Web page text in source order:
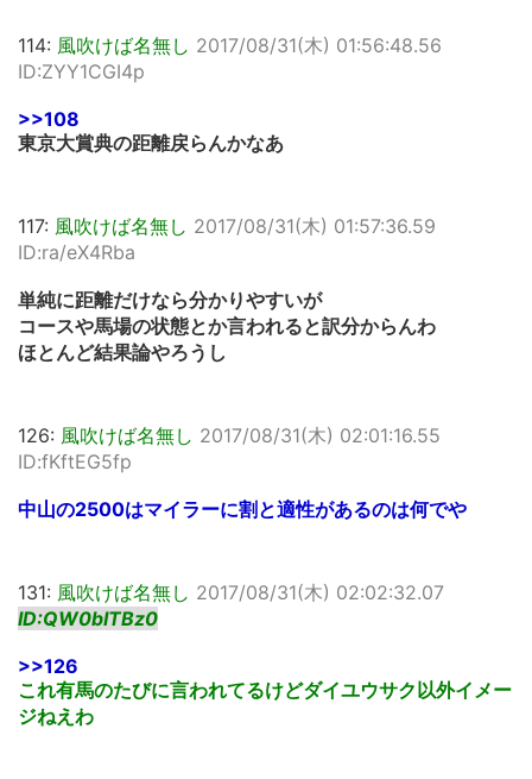
114: 風吹けば名無し 2017/08/31(木) 01:56:48.56
ID:ZYY1CGI4p
>>108
東京大賞典の距離戻らんかなあ
117: 風吹けば名無し 2017/08/31(木) 01:57:36.59
ID:ra/eX4Rba
単純に距離だけなら分かりやすいが
コースや馬場の状態とか言われると訳分からんわ
ほとんど結果論やろうし
126: 風吹けば名無し 2017/08/31(木) 02:01:16.55
ID:fKftEG5fp
中山の2500はマイラーに割と適性があるのは何でや
131: 風吹けば名無し 2017/08/31(木) 02:02:32.07
ID:QW0bITBz0
>>126
これ有馬のたびに言われてるけどダイユウサク以外イメー
ジねえわ